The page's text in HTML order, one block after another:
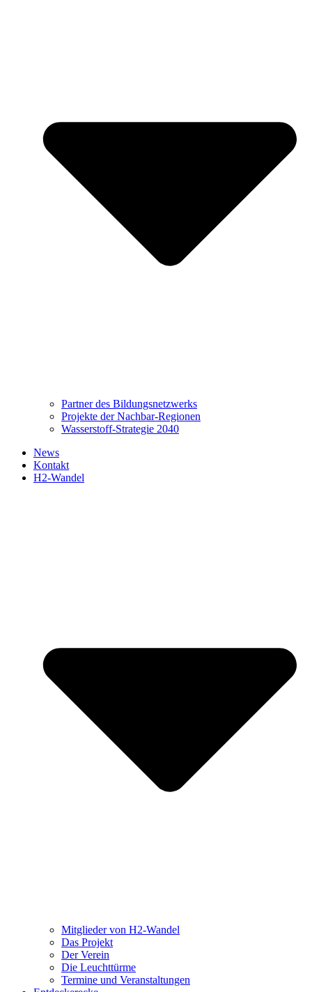
Partner des Bildungsnetzwerks
Projekte der Nachbar-Regionen
Wasserstoff-Strategie 2040
News
Kontakt
H2-Wandel
Mitglieder von H2-Wandel
Das Projekt
Der Verein
Die Leuchttürme
Termine und Veranstaltungen